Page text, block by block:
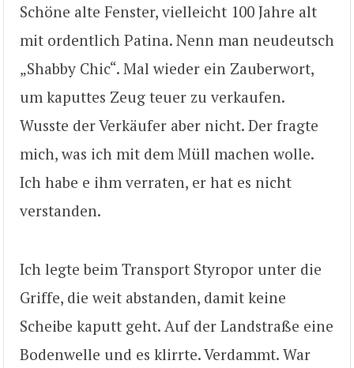
Schöne alte Fenster, vielleicht 100 Jahre alt
mit ordentlich Patina. Nenn man neudeutsch
„Shabby Chic“. Mal wieder ein Zauberwort,
um kaputtes Zeug teuer zu verkaufen.
Wusste der Verkäufer aber nicht. Der fragte
mich, was ich mit dem Müll machen wolle.
Ich habe e ihm verraten, er hat es nicht
verstanden.
Ich legte beim Transport Styropor unter die
Griffe, die weit abstanden, damit keine
Scheibe kaputt geht. Auf der Landstraße eine
Bodenwelle und es klirrte. Verdammt. War